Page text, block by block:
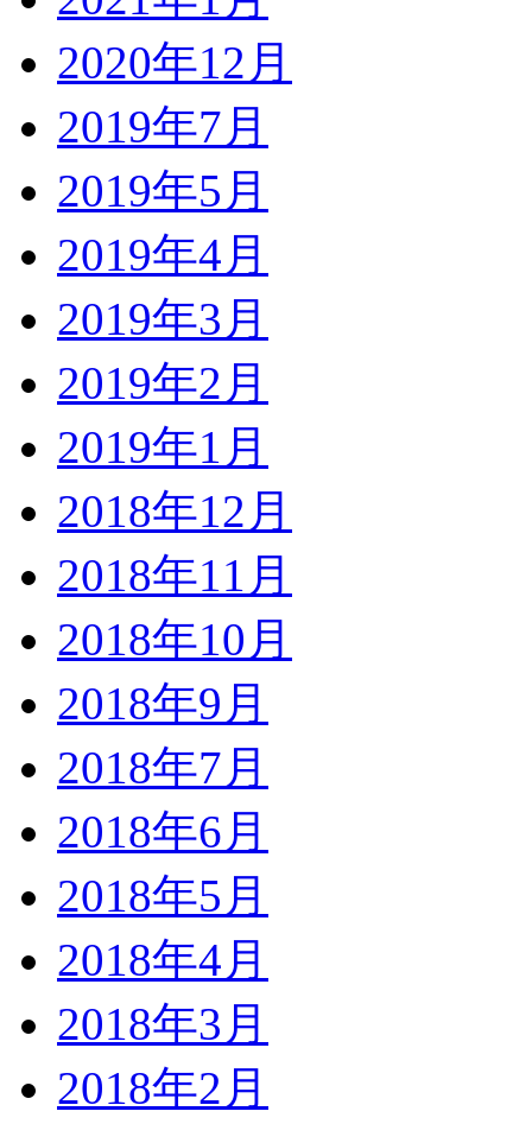
2020年12月
2019年7月
2019年5月
2019年4月
2019年3月
2019年2月
2019年1月
2018年12月
2018年11月
2018年10月
2018年9月
2018年7月
2018年6月
2018年5月
2018年4月
2018年3月
2018年2月